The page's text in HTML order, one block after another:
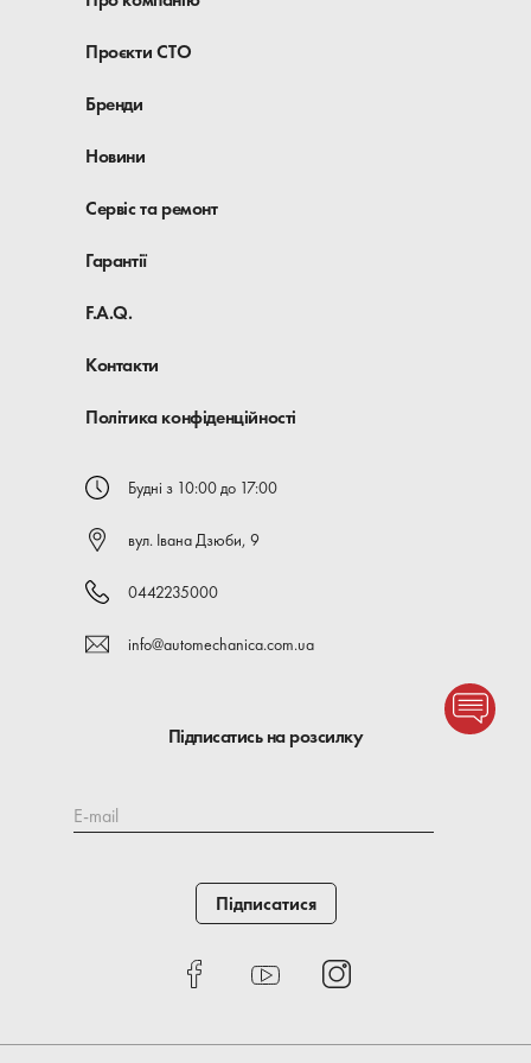
Проєкти СТО
Бренди
Новини
Сервіс та ремонт
Гарантії
F.A.Q.
Контакти
Політика конфіденційності
Будні з 10:00 до 17:00
вул. Івана Дзюби, 9
0442235000
info@automechanica.com.ua
Підписатись на розсилку
E-mail
Підписатися